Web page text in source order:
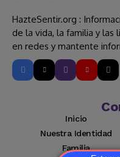
HazteSentir.org :
de la vida, la familia y las
en redes y mantente
Inicio
Nuestra Identidad
Familia